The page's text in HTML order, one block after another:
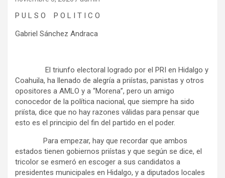
P U L S O P O L I T I C O
Gabriel Sánchez Andraca
El triunfo electoral logrado por el PRI en Hidalgo y
Coahuila, ha llenado de alegría a priístas, panistas y otros
opositores a AMLO y a “Morena”, pero un amigo
conocedor de la política nacional, que siempre ha sido
priísta, dice que no hay razones válidas para pensar que
esto es el principio del fin del partido en el poder.
Para empezar, hay que recordar que ambos
estados tienen gobiernos priístas y que según se dice, el
tricolor se esmeró en escoger a sus candidatos a
presidentes municipales en Hidalgo, y a diputados locales